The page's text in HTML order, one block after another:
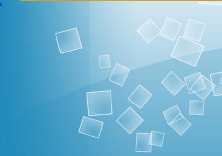
x